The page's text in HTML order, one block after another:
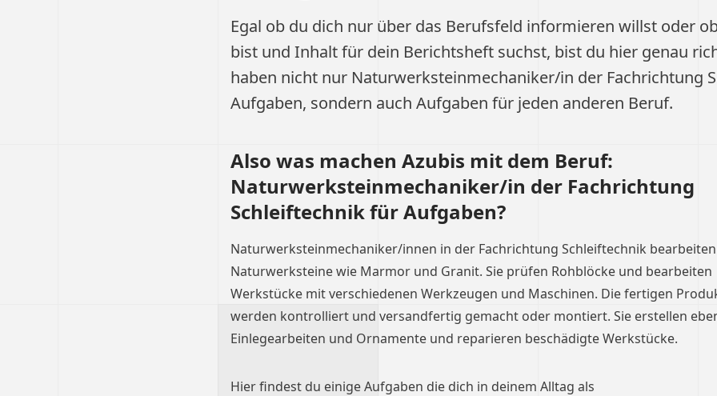
Egal ob du dich nur über das Berufsfeld informieren willst oder
bist und Inhalt für dein Berichtsheft suchst, bist du hier genau
haben nicht nur Naturwerksteinmechaniker/in der Fachrichtung
Aufgaben, sondern auch Aufgaben für jeden anderen Beruf.
Also was machen Azubis mit dem Beruf:
Naturwerksteinmechaniker/in der Fachrichtung
Schleiftechnik für Aufgaben?
Naturwerksteinmechaniker/innen in der Fachrichtung Schleiftechnik bearbeiten
Naturwerksteine wie Marmor und Granit. Sie prüfen Rohblöcke und bearbeiten
Werkstücke mit verschiedenen Werkzeugen und Maschinen. Die fertigen
werden kontrolliert und versandfertig gemacht oder montiert. Sie erstellen
Einlegearbeiten und Ornamente und reparieren beschädigte Werkstücke.
Hier findest du einige Aufgaben die dich in deinem Alltag als